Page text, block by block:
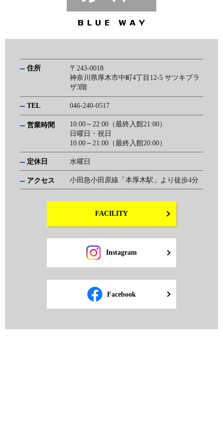
住所
〒243-0018
神奈川県厚木市中町4丁目12-5 サツキプラ
ザ3階
TEL 046-240-0517
営業時間
10:00～22:00（最終入館21:00）
日曜日・祝日
10:00～21:00（最終入館20:00）
定休日 水曜日
アクセス 小田急小田原線「本厚木駅」より徒歩4分
FACILITY
Instagram
Facebook